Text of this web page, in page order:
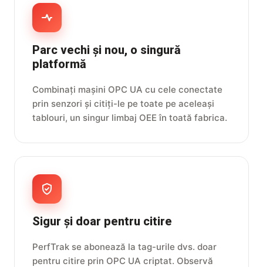
Parc vechi și nou, o singură
platformă
Combinați mașini OPC UA cu cele conectate
prin senzori și citiți-le pe toate pe aceleași
tablouri, un singur limbaj OEE în toată fabrica.
Sigur și doar pentru citire
PerfTrak se abonează la tag-urile dvs. doar
pentru citire prin OPC UA criptat. Observă